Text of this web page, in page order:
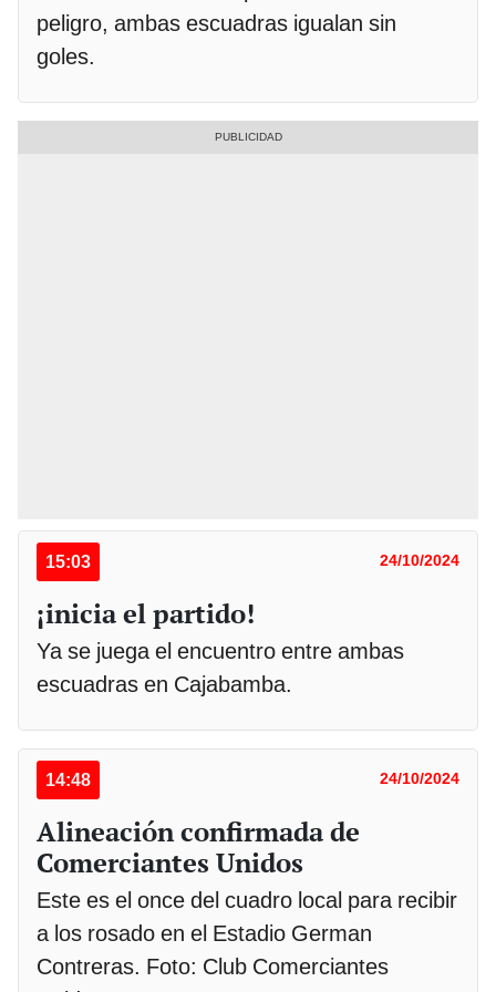
peligro, ambas escuadras igualan sin
goles.
15:03 24/10/2024
¡inicia el partido!
Ya se juega el encuentro entre ambas
escuadras en Cajabamba.
14:48 24/10/2024
Alineación confirmada de
Comerciantes Unidos
Este es el once del cuadro local para recibir
a los rosado en el Estadio German
Contreras. Foto: Club Comerciantes